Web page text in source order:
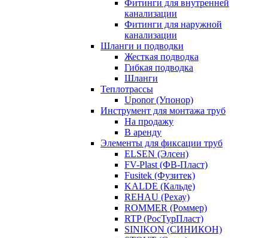
Фитинги для внутренней
канализации
Фитинги для наружной
канализации
Шланги и подводки
Жесткая подводка
Гибкая подводка
Шланги
Теплотрассы
Uponor (Упонор)
Инструмент для монтажа труб
На продажу
В аренду
Элементы для фиксации труб
ELSEN (Элсен)
FV-Plast (ФВ-Пласт)
Fusitek (Фузитек)
KALDE (Кальде)
REHAU (Рехау)
ROMMER (Роммер)
RTP (РосТурПласт)
SINIKON (СИНИКОН)